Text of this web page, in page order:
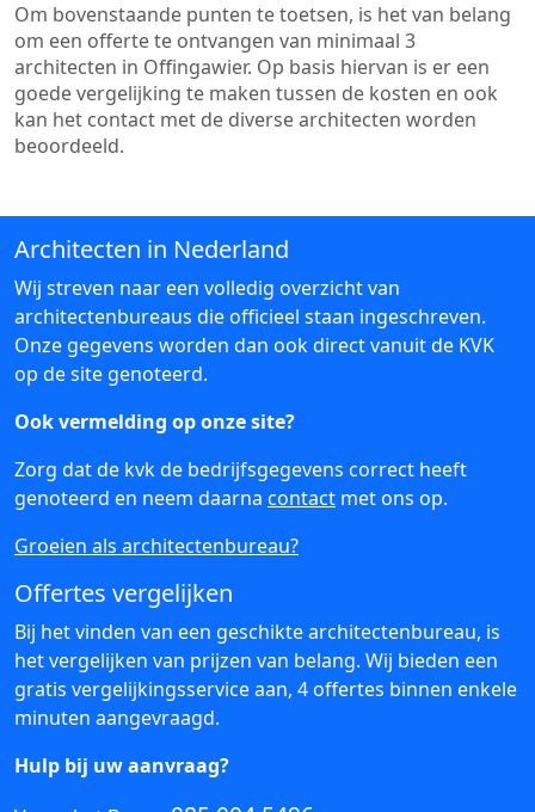
Om bovenstaande punten te toetsen, is het van belang
om een offerte te ontvangen van minimaal 3
architecten in Offingawier. Op basis hiervan is er een
goede vergelijking te maken tussen de kosten en ook
kan het contact met de diverse architecten worden
beoordeeld.
Architecten in Nederland
Wij streven naar een volledig overzicht van
architectenbureaus die officieel staan ingeschreven.
Onze gegevens worden dan ook direct vanuit de KVK
op de site genoteerd.
Ook vermelding op onze site?
Zorg dat de kvk de bedrijfsgegevens correct heeft
genoteerd en neem daarna contact met ons op.
Groeien als architectenbureau?
Offertes vergelijken
Bij het vinden van een geschikte architectenbureau, is
het vergelijken van prijzen van belang. Wij bieden een
gratis vergelijkingsservice aan, 4 offertes binnen enkele
minuten aangevraagd.
Hulp bij uw aanvraag?